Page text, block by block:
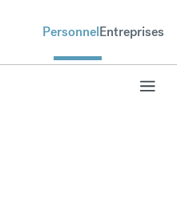
PersonnelEntreprises